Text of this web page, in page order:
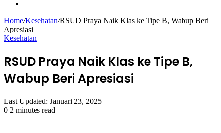
Home/Kesehatan/RSUD Praya Naik Klas ke Tipe B, Wabup Beri
Apresiasi
Kesehatan
RSUD Praya Naik Klas ke Tipe B,
Wabup Beri Apresiasi
Last Updated: Januari 23, 2025
0 2 minutes read